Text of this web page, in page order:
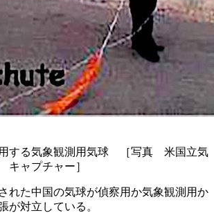
する気象観測用気球 ［写真 米国立気
ャプチャー］
れた中国の気球が偵察用か気象観測用か
が対立している。